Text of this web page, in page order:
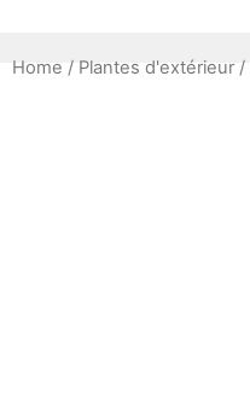
Home / Plantes d'extérieur /